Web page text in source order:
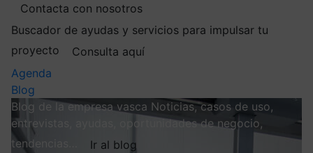
Contacta con nosotros
Buscador de ayudas y servicios para impulsar tu
proyecto
Consulta aquí
Agenda
Blog
Blog de la empresa vasca Noticias, casos de uso,
entrevistas, ayudas, oportunidades de negocio,
tendencias…
Ir al blog